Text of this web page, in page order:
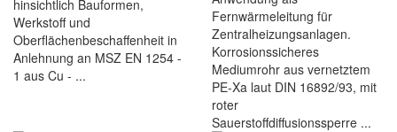
hinsichtlich Bauformen,
Werkstoff und
Oberflächenbeschaffenheit in
Anlehnung an MSZ EN 1254 -
1 aus Cu - ...
Fernwärmeleitung für
Zentralheizungsanlagen.
Korrosionssicheres
Mediumrohr aus vernetztem
PE-Xa laut DIN 16892/93, mit
roter
Sauerstoffdiffusionssperre ...